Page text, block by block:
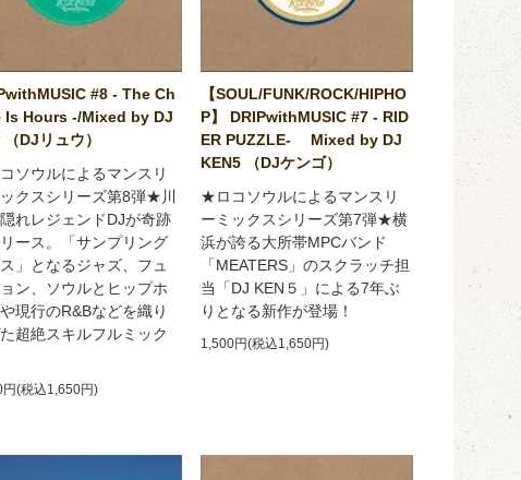
#8 - The Ch
Is Hours -/Mixed by DJ
（DJリュウ）
ソウルによるマンスリ
クスシリーズ第8弾★川
れレジェンドDJが奇跡
ース。「サンプリング
」となるジャズ、フュ
ン、ソウルとヒップホ
現行のR&Bなどを織り
超絶スキルフルミック
円(税込1,650円)
【SOUL/FUNK/ROCK/HIPHO
P】 DRIPwithMUSIC #7 - RID
ER PUZZLE- Mixed by DJ
KEN5 （DJケンゴ）
★ロコソウルによるマンスリ
ーミックスシリーズ第7弾★横
浜が誇る大所帯MPCバンド
「MEATERS」のスクラッチ担
当「DJ KEN５」による7年ぶ
りとなる新作が登場！
1,500円(税込1,650円)